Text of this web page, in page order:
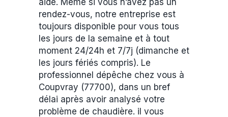
aide. Même si vous n’avez pas un
rendez-vous, notre entreprise est
toujours disponible pour vous tous
les jours de la semaine et à tout
moment 24/24h et 7/7j (dimanche et
les jours fériés compris). Le
professionnel dépêche chez vous à
Coupvray (77700), dans un bref
délai après avoir analysé votre
problème de chaudière. il vous